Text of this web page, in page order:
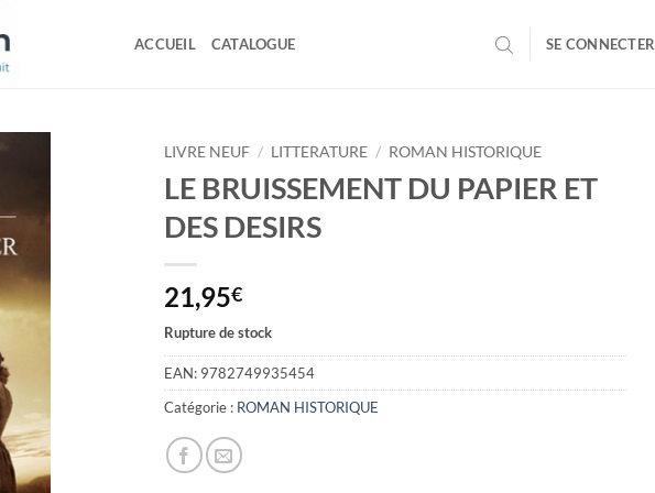
ACCUEIL CATALOGUE SE CONNECTER
LIVRE NEUF / LITTERATURE / ROMAN HISTORIQUE
LE BRUISSEMENT DU PAPIER ET
DES DESIRS
21,95€
Rupture de stock
EAN: 9782749935454
Catégorie : ROMAN HISTORIQUE